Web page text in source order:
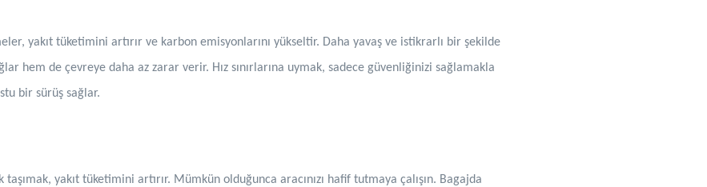
yakıt tüketimini artırır ve karbon emisyonlarını yükseltir. Daha yavaş ve istikrarlı bir şekilde
hem de çevreye daha az zarar verir. Hız sınırlarına uymak, sadece güvenliğinizi sağlamakla
bir sürüş sağlar.
taşımak, yakıt tüketimini artırır. Mümkün olduğunca aracınızı hafif tutmaya çalışın. Bagajda